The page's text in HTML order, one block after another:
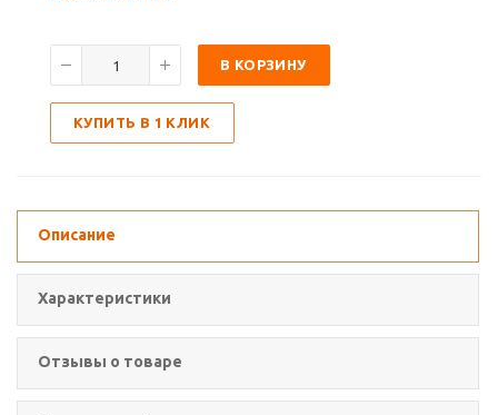
В КОРЗИНУ
КУПИТЬ В 1 КЛИК
Описание
Характеристики
Отзывы о товаре